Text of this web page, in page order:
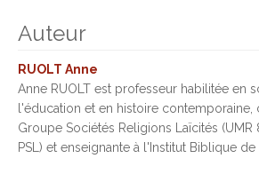
Auteur
RUOLT Anne
Anne RUOLT est professeur habilitée en
l'éducation et en histoire contemporaine,
Groupe Sociétés Religions Laïcités (UMR
PSL) et enseignante à l'Institut Biblique